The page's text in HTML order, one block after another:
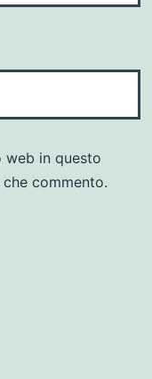
web in questo
commento.